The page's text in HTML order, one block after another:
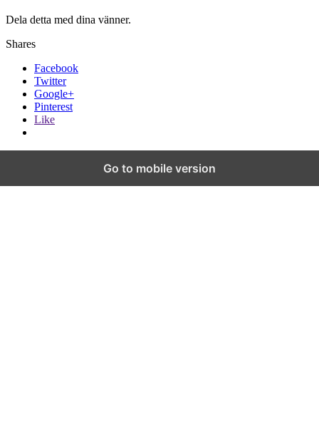
Dela detta med dina vänner.
Shares
Facebook
Twitter
Google+
Pinterest
Like
Go to mobile version